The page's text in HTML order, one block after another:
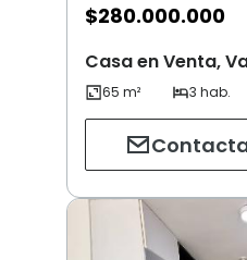
$280.000.000
Casa en Venta,